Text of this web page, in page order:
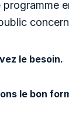
programme
le besoin.
le bon